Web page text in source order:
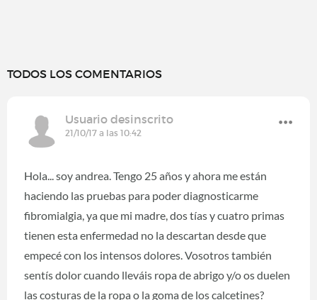
TODOS LOS COMENTARIOS
Usuario desinscrito
21/10/17 a las 10:42
Hola... soy andrea. Tengo 25 años y ahora me están
haciendo las pruebas para poder diagnosticarme
fibromialgia, ya que mi madre, dos tías y cuatro primas
tienen esta enfermedad no la descartan desde que
empecé con los intensos dolores. Vosotros también
sentís dolor cuando lleváis ropa de abrigo y/o os duelen
las costuras de la ropa o la goma de los calcetines?